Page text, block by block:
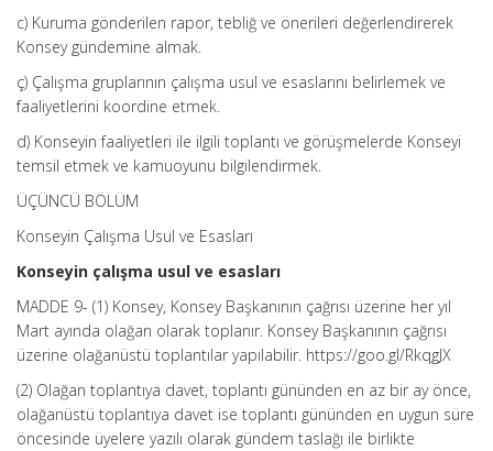
c) Kuruma gönderilen rapor, tebliğ ve önerileri değerlendirerek
Konsey gündemine almak.
ç) Çalışma gruplarının çalışma usul ve esaslarını belirlemek ve
faaliyetlerini koordine etmek.
d) Konseyin faaliyetleri ile ilgili toplantı ve görüşmelerde Konseyi
temsil etmek ve kamuoyunu bilgilendirmek.
ÜÇÜNCÜ BÖLÜM
Konseyin Çalışma Usul ve Esasları
Konseyin çalışma usul ve esasları
MADDE 9- (1) Konsey, Konsey Başkanının çağrısı üzerine her yıl
Mart ayında olağan olarak toplanır. Konsey Başkanının çağrısı
üzerine olağanüstü toplantılar yapılabilir. https://goo.gl/RkqgJX
(2) Olağan toplantıya davet, toplantı gününden en az bir ay önce,
olağanüstü toplantıya davet ise toplantı gününden en uygun süre
öncesinde üyelere yazılı olarak gündem taslağı ile birlikte